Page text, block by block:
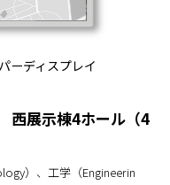
ディスプレイ
西展示棟4ホール（4
）、工学（Engineerin